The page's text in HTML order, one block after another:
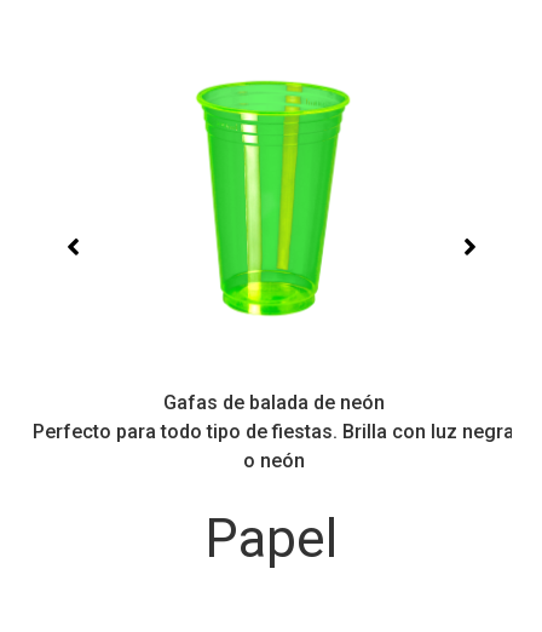
Gafas de balada de neón
Perfecto para todo tipo de fiestas. Brilla con luz negra
o neón
Papel